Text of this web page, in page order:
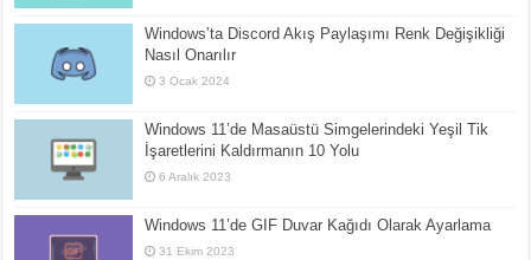
Windows’ta Discord Akış Paylaşımı Renk Değişikliği
Nasıl Onarılır
3 Ocak 2024
Windows 11’de Masaüstü Simgelerindeki Yeşil Tik
İşaretlerini Kaldırmanın 10 Yolu
6 Aralık 2023
Windows 11’de GIF Duvar Kağıdı Olarak Ayarlama
31 Ekim 2023